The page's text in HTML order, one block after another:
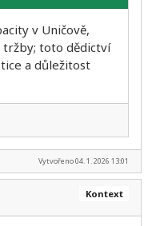
v Uničově,
tržby; toto dědictví
a důležitost
Vytvořeno 04. 1. 2026 13:01
Kontext